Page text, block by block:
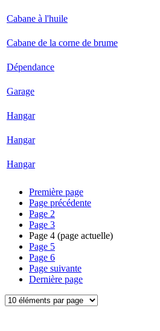
Cabane à l'huile
Cabane de la corne de brume
Dépendance
Garage
Hangar
Hangar
Hangar
Première page
Page précédente
Page 2
Page 3
Page 4 (page actuelle)
Page 5
Page 6
Page suivante
Dernière page